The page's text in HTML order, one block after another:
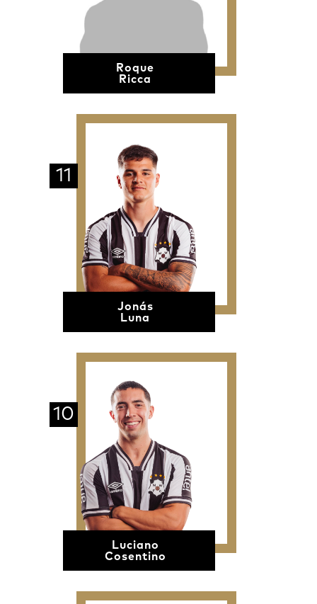
Roque
Ricca
11
Jonás
Luna
10
Luciano
Cosentino